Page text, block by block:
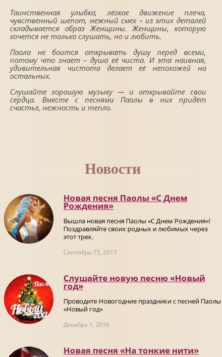
Таинственная улыбка, лёгкое движение плеча,
чувственный шепот, нежный смех – из этих деталей
складывается образ Женщины. Женщины, которую
хочется не только слушать, но и любить.
Паола не боится открывать душу перед всеми,
потому что знает – душа её чиста. И эта наивная,
удивительная чистота делает её непохожей на
остальных.
Слушайте хорошую музыку — и открывайте свои
сердца. Вместе с песнями Паолы в них придёт
счастье, нежность и тепло.
Новости
Новая песня Паолы «С Днем
Рождения»
Вышла новая песня Паолы «С Днем Рождения»!
Поздравляйте своих родных и любимых через
этот трек.
Сентябрь 15, 2017
Слушайте новую песню «Новый
год»
Проводите Новогодние праздники с песней Паолы
«Новый год»
Декабрь 1, 2016
Новая песня «На тонкие нити»